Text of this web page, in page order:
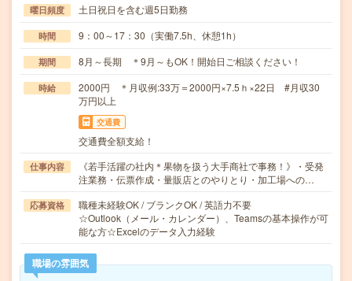
曜日頻度 土日祝日を含む週5日勤務
時間 9：00～17：30（実働7.5h、休憩1h）
期間 8月～長期 ＊9月～もOK！開始日ご相談ください！
時給
2000円 ＊月収例:33万＝2000円×7.5ｈ×22日 #月収30
万円以上
交通費
交通費全額支給！
仕事内容
《若手活躍の社内＊果物を扱う大手商社で事務！》・受発
注業務・伝票作成・量販店とのやりとり・加工場への…
応募資格
職種未経験OK / ブランクOK / 英語力不要
☆Outlook（メール・カレンダー）、Teamsの基本操作が可
能な方☆Excelのデータ入力経験
職場の雰囲気